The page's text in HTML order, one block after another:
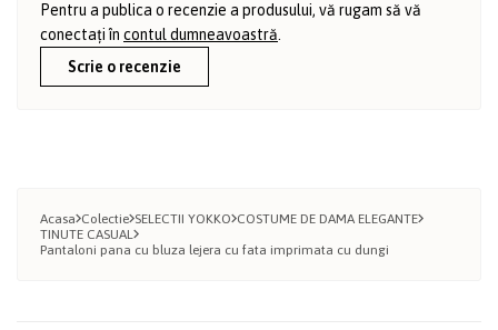
Pentru a publica o recenzie a produsului, vă rugam să vă
conectați în contul dumneavoastră.
Scrie o recenzie
Acasa Colectie SELECTII YOKKO COSTUME DE DAMA ELEGANTE
TINUTE CASUAL
Pantaloni pana cu bluza lejera cu fata imprimata cu dungi